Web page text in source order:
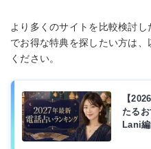
より多くのサイトを比較検討
でお得な特典を探したい方は
ください。
【
たるお
Lani編